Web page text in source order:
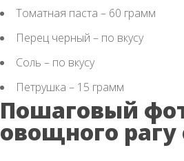
Томатная паста – 60 грамм
Перец черный – по вкусу
Соль – по вкусу
Петрушка – 15 грамм
Пошаговый
овощного